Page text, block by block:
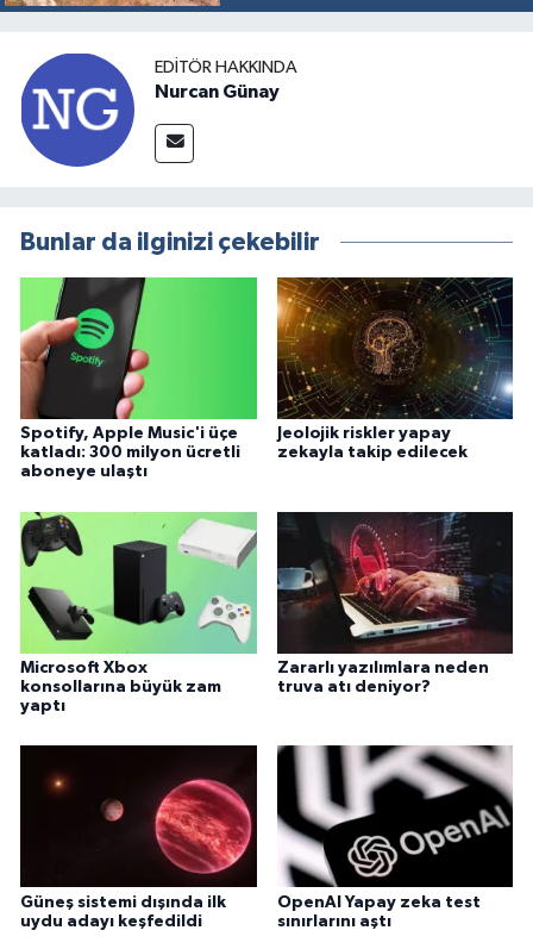
EDITÖR HAKKINDA
Nurcan Günay
Bunlar da ilginizi çekebilir
Spotify, Apple Music'i üçe
katladı: 300 milyon ücretli
aboneye ulaştı
Jeolojik riskler yapay
zekayla takip edilecek
Microsoft Xbox
konsollarına büyük zam
yaptı
Zararlı yazılımlara neden
truva atı deniyor?
Güneş sistemi dışında ilk
uydu adayı keşfedildi
OpenAI Yapay zeka test
sınırlarını aştı